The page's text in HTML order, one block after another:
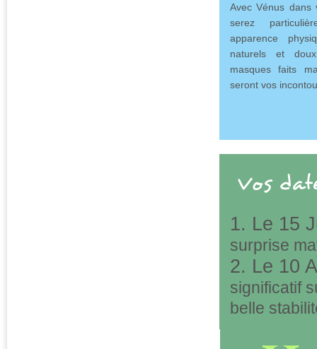
Avec Vénus dans
serez
apparence
naturels et
masques faits
seront vos
Vos
1. Le 15
surprise
2. Le 10
significatif
belle